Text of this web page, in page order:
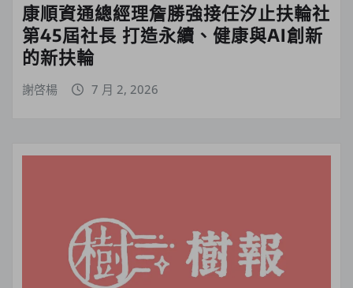
康順資通總經理詹勝強接任汐止扶輪社
第45屆社長 打造永續、健康與AI創新
的新扶輪
謝啓楊 7 月 2, 2026